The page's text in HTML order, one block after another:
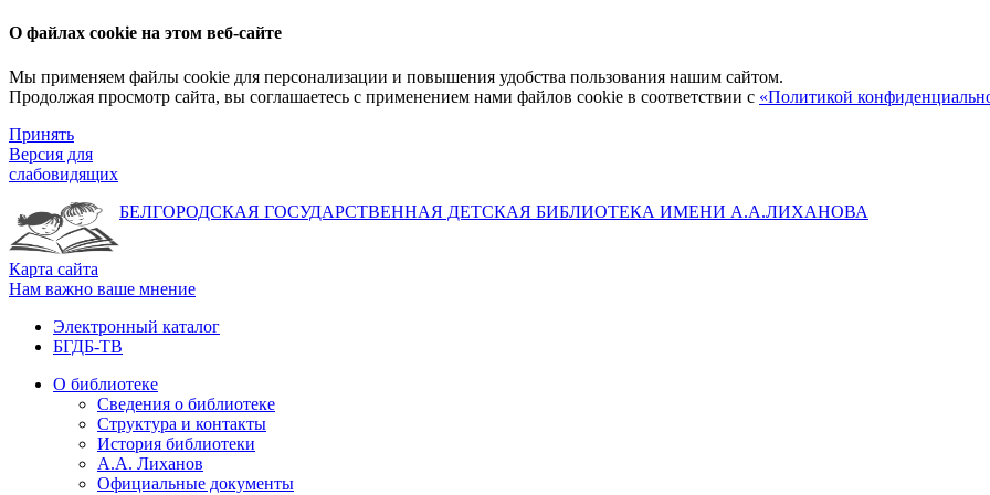
О файлах cookie на этом веб-сайте
Мы применяем файлы cookie для персонализации и повышения удобства пользования нашим сайтом.
Продолжая просмотр сайта, вы соглашаетесь с применением нами файлов cookie в соответствии с «Политикой
Принять
Версия для
слабовидящих
БЕЛГОРОДСКАЯ ГОСУДАРСТВЕННАЯ ДЕТСКАЯ БИБЛИОТЕКА ИМЕНИ А.А.ЛИХАНОВА
Карта сайта
Нам важно ваше мнение
Электронный каталог
БГДБ-ТВ
О библиотеке
Сведения о библиотеке
Структура и контакты
История библиотеки
А.А. Лиханов
Официальные документы